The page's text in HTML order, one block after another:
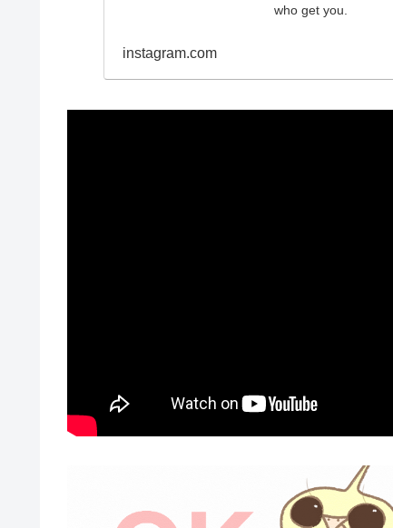
who get you.
instagram.com